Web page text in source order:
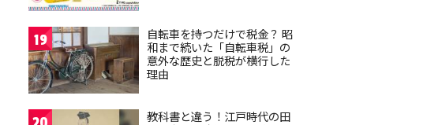
19
自転車を持つだけで税金？ 昭
和まで続いた「自転車税」の
意外な歴史と脱税が横行した
理由
教科書と違う！江戸時代の田